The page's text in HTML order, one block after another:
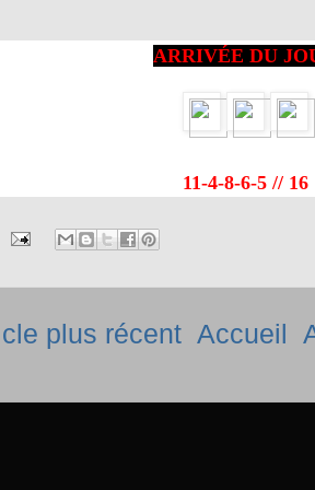
ARRIVÉE DU
11-4-8-6-5 // 16
plus récent Accueil